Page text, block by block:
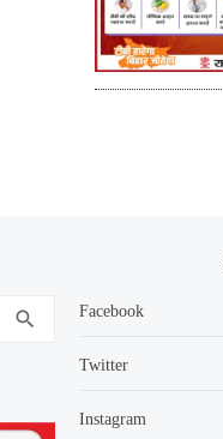
search SEARCHFacebook
Twitter
Instagram